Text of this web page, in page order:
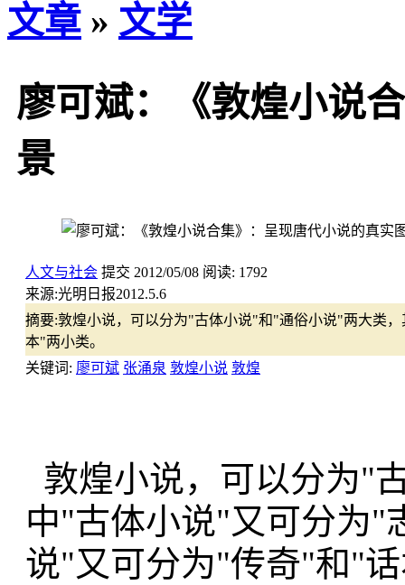
文章 » 文学
廖可斌：《敦煌小说
景
人文与社会 提交 2012/05/08 阅读: 1792
来源:光明日报2012.5.6
摘要:敦煌小说，可以分为"古体小说"和"通俗小说"两大类
本"两小类。
关键词: 廖可斌 张涌泉 敦煌小说 敦煌
敦煌小说，可以分为"
中"古体小说"又可分为"
说"又可分为"传奇"和"